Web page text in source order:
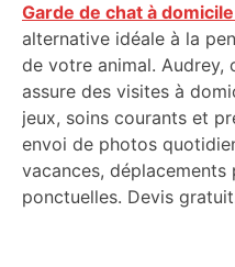
Garde de chat à
alternative idéale à la
de votre animal. Audrey,
assure des visites à
jeux, soins courants et
envoi de photos
vacances,
ponctuelles. Devis